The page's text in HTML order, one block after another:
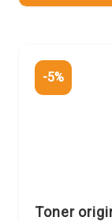
-5%
Toner